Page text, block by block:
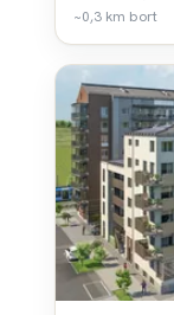
~0,3 km bort